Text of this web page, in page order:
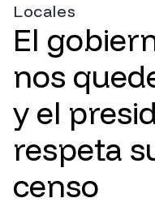
Locales
El
nos
y el
respeta
censo